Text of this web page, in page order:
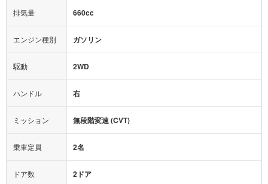
ミュージックプレイヤー接続可
後席モニター
サポカー
アクセル踏み間違い（誤発進）防止装置
アダプティブクルーズコントロール
ヒルディセントコントロール
オートマチックハイビーム
排気量 660cc
エンジン種別 ガソリン
駆動 2WD
ハンドル 右
ミッション 無段階変速 (CVT)
乗車定員 2名
ドア数 2ドア